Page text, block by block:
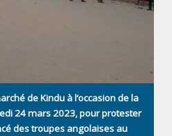
de Kindu à l‘occasion de la
24 mars 2023, pour protester
des troupes angolaises au